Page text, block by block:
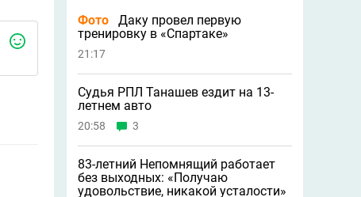
Фото
Даку провел первую
тренировку в «Спартаке»
21:17
Судья РПЛ Танашев ездит на 13-
летнем авто
20:58 3
83-летний Непомнящий работает
без выходных: «Получаю
удовольствие, никакой усталости»